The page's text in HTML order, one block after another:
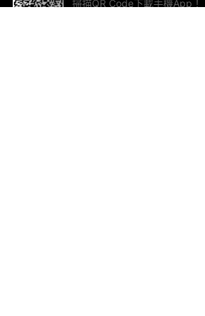
掃描QR Code下載手機App！